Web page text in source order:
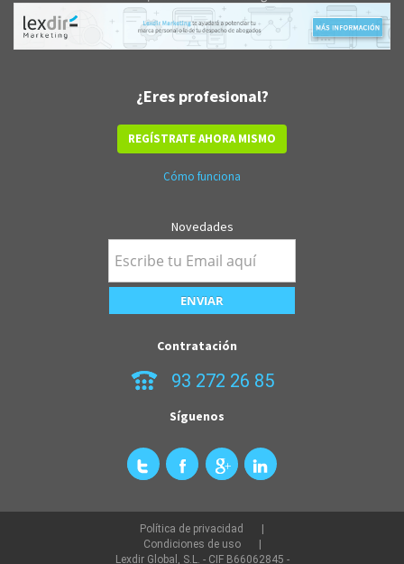
¿Eres profesional?
REGÍSTRATE AHORA MISMO
Cómo funciona
Novedades
Contratación
93 272 26 85
Síguenos
Política de privacidad
Condiciones de uso
Lexdir Global, S.L. - CIF B66062845 -